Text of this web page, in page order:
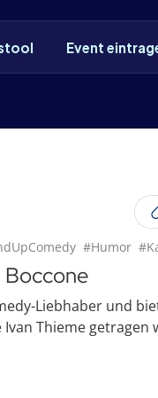
Event
#Humor
Boccone
Liebhaber und
Thieme getragen